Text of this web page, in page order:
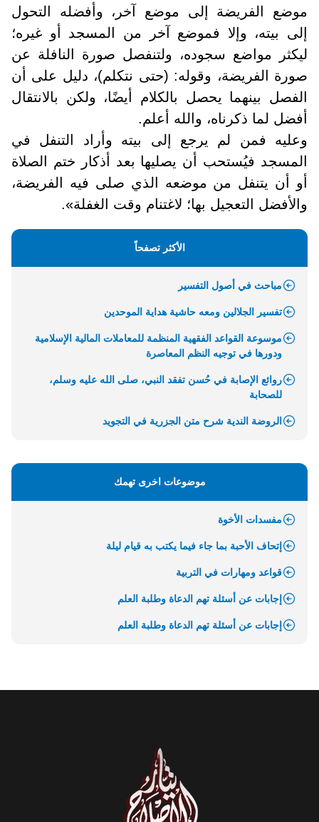
موضع الفريضة إلى موضع آخر، وأفضله التحول
إلى بيته، وإلا فموضع آخر من المسجد أو غيره؛
ليكثر مواضع سجوده، ولتنفصل صورة النافلة عن
صورة الفريضة، وقوله: (حتى نتكلم)، دليل على أن
الفصل بينهما يحصل بالكلام أيضًا، ولكن بالانتقال
أفضل لما ذكرناه، والله أعلم.
وعليه فمن لم يرجع إلى بيته وأراد التنفل في
المسجد فيُستحب أن يصليها بعد أذكار ختم الصلاة
أو أن يتنفل من موضعه الذي صلى فيه الفريضة،
والأفضل التعجيل بها؛ لاغتنام وقت الغفلة«
.
الأكثر تصفحاً
مباحث في أصول التفسير
تفسير الجلالين ومعه حاشية هداية الموحدين
موسوعة القواعد الفقهية المنظمة للمعاملات المالية الإسلامية
ودورها في توجيه النظم المعاصرة
روائع الإصابة في حُسن تفقد النبي، صلى الله عليه وسلم،
للصحابة
الروضة الندية شرح متن الجزرية في التجويد
موضوعات اخرى تهمك
مفسدات الأخوة
إتحاف الأحبة بما جاء فيما يكتب به قيام ليلة
قواعد ومهارات في التربية
إجابات عن أسئلة تهم الدعاة وطلبة العلم
إجابات عن أسئلة تهم الدعاة وطلبة العلم